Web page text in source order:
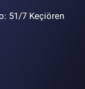
51/7 Keçiören